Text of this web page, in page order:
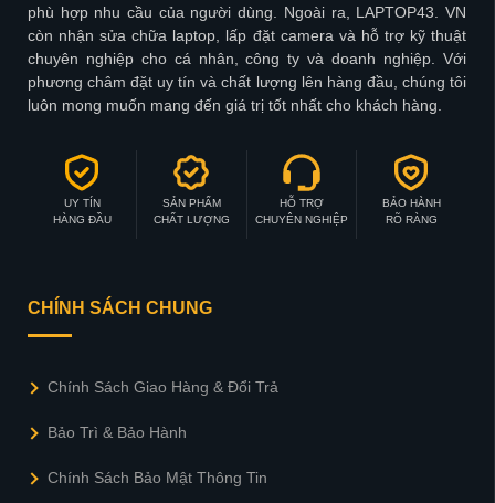
phù hợp nhu cầu của người dùng. Ngoài ra, LAPTOP43. VN
còn nhận sửa chữa laptop, lấp đặt camera và hỗ trợ kỹ thuật
chuyên nghiệp cho cá nhân, công ty và doanh nghiệp. Với
phương châm đặt uy tín và chất lượng lên hàng đầu, chúng tôi
luôn mong muốn mang đến giá trị tốt nhất cho khách hàng.
UY TÍN
HÀNG ĐẦU
SẢN PHẨM
CHẤT LƯỢNG
HỖ TRỢ
CHUYÊN NGHIỆP
BẢO HÀNH
RÕ RÀNG
CHÍNH SÁCH CHUNG
Chính Sách Giao Hàng & Đổi Trả
Bảo Trì & Bảo Hành
Chính Sách Bảo Mật Thông Tin